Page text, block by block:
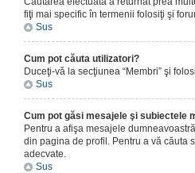
fiţi mai specific în termenii folosiţi şi
Sus
Cum pot căuta utilizatori?
Duceţi-vă la secţiunea “Membri” şi
Sus
Cum pot găsi mesajele şi subiectele
Pentru a afişa mesajele
din pagina de profil. Pentru a vă căuta
adecvate.
Sus